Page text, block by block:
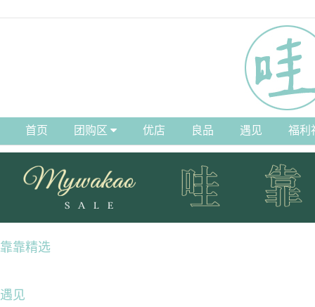
首页 团购区 优店 良品 遇见 福利
靠靠精选
遇见